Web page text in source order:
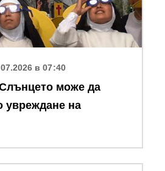
в 07:40
може да
увреждане на